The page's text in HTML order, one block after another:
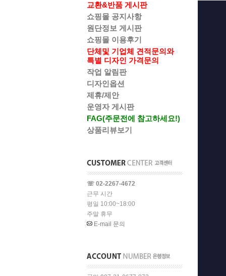
교환&반품 게시판
쇼핑몰 공지사항
원단정보 게시판
쇼핑몰 이용후기
단체및 기업체 견적문의와
특별 디자인 가격문의
작업 알림판
디자인옵션
제휴/제안
운영자 게시판
FAG(주문전에 참고하세요!)
상품리뷰보기
☏ 02-2267-4672
근무 시간
평일 10:00~18:00
주말 휴무
E-mail 문의